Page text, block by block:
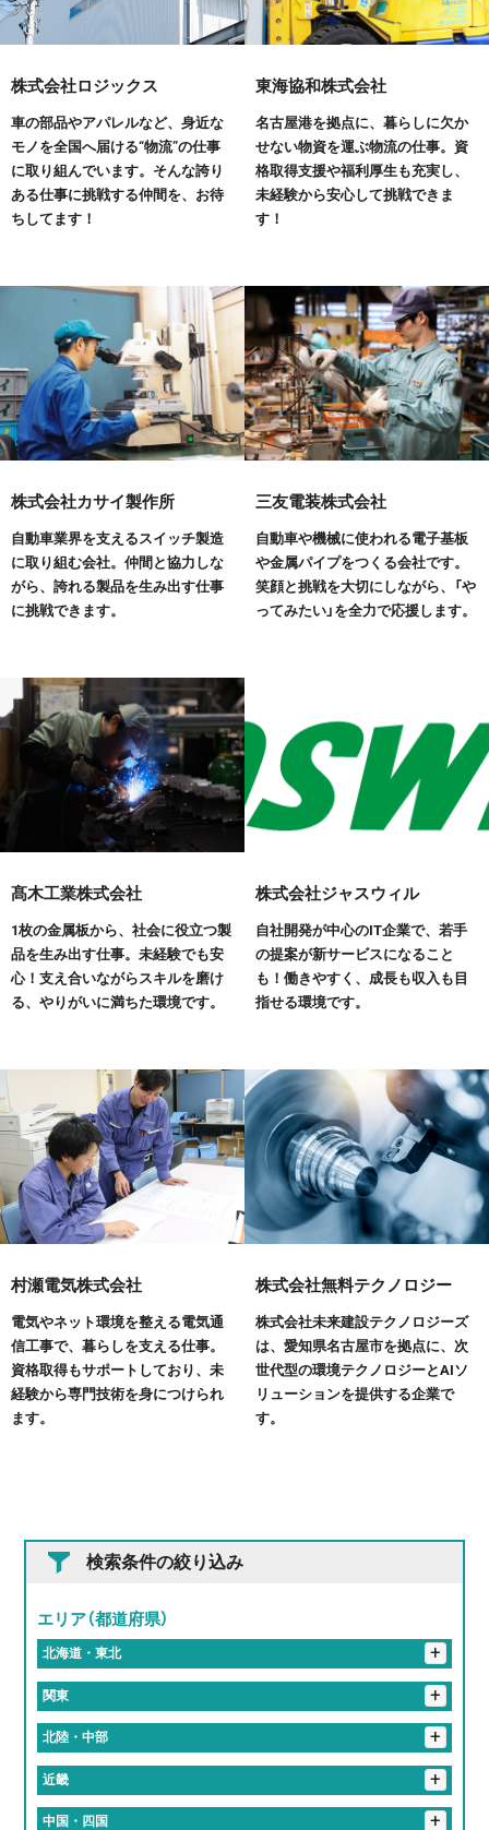
株式会社ロジックス
車の部品やアパレルなど、身近な
モノを全国へ届ける“物流”の仕事
に取り組んでいます。そんな誇り
ある仕事に挑戦する仲間を、お待
ちしてます！
東海協和株式会社
名古屋港を拠点に、暮らしに欠か
せない物資を運ぶ物流の仕事。資
格取得支援や福利厚生も充実し、
未経験から安心して挑戦できま
す！
株式会社カサイ製作所
自動車業界を支えるスイッチ製造
に取り組む会社。仲間と協力しな
がら、誇れる製品を生み出す仕事
に挑戦できます。
三友電装株式会社
自動車や機械に使われる電子基板
や金属パイプをつくる会社です。
笑顔と挑戦を大切にしながら、「や
ってみたい」を全力で応援します。
髙木工業株式会社
1枚の金属板から、社会に役立つ製
品を生み出す仕事。未経験でも安
心！支え合いながらスキルを磨け
る、やりがいに満ちた環境です。
株式会社ジャスウィル
自社開発が中心のIT企業で、若手
の提案が新サービスになること
も！働きやすく、成長も収入も目
指せる環境です。
村瀬電気株式会社
電気やネット環境を整える電気通
信工事で、暮らしを支える仕事。
資格取得もサポートしており、未
経験から専門技術を身につけられ
ます。
株式会社無料テクノロジー
株式会社未来建設テクノロジーズ
は、愛知県名古屋市を拠点に、次
世代型の環境テクノロジーとAIソ
リューションを提供する企業で
す。
検索条件の絞り込み
エリア（都道府県）
北海道・東北 +
岩手県 +
花巻市
関東 +
埼玉県 +
入間郡 さいたま市 春日部市
東京都 +
神奈川県 +
北陸・中部 +
岐阜県 +
恵那市 岐阜市 大垣市 加茂郡 関市
静岡県 +
近畿 +
京都府 +
中国・四国 +